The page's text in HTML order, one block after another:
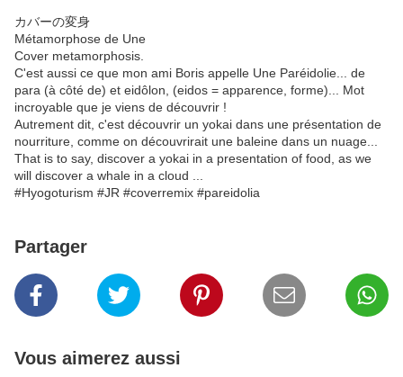
カバーの変身
Métamorphose de Une
Cover metamorphosis.
C'est aussi ce que mon ami Boris appelle Une Paréidolie... de
para (à côté de) et eidôlon, (eidos = apparence, forme)... Mot
incroyable que je viens de découvrir !
Autrement dit, c'est découvrir un yokai dans une présentation de
nourriture, comme on découvrirait une baleine dans un nuage...
That is to say, discover a yokai in a presentation of food, as we
will discover a whale in a cloud ...
#Hyogoturism #JR #coverremix #pareidolia
Partager
Vous aimerez aussi